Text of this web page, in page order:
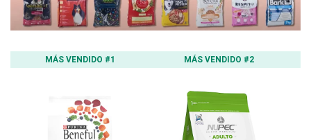
MÁS VENDIDO #1 MÁS VENDIDO #2